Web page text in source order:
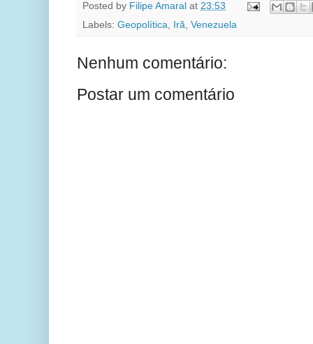
Posted by Filipe Amaral at 23:53
Labels: Geopolítica Irã Venezuela
Nenhum comentário:
Postar um comentário